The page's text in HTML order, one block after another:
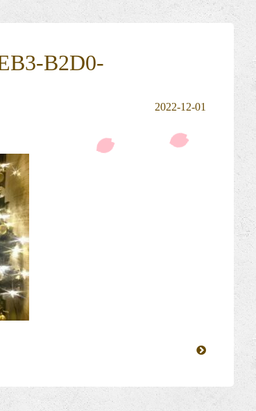
B2D0-
2022-12-01